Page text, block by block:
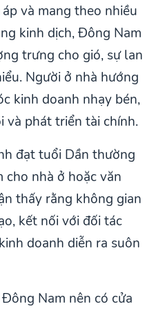
và mang theo nhiều
kinh dịch, Đông Nam
trưng cho gió, sự lan
Người ở nhà hướng
kinh doanh nhạy bén,
và phát triển tài chính.
đạt tuổi Dần thường
nhà ở hoặc văn
thấy rằng không gian
kết nối với đối tác
doanh diễn ra suôn
Nam nên có cửa